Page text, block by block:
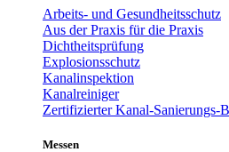
Arbeits- und Gesundheitsschutz
Aus der Praxis für die Praxis
Dichtheitsprüfung
Explosionsschutz
Kanalinspektion
Kanalreiniger
Zertifizierter Kanal-Sanierungs-
Messen